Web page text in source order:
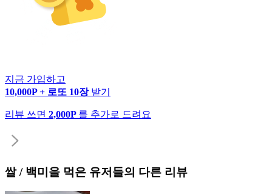
지금 가입하고
10,000P + 로또 10장 받기
리뷰 쓰면 2,000P 를 추가로 드려요
쌀 / 백미 을 먹은 유저들의 다른 리뷰